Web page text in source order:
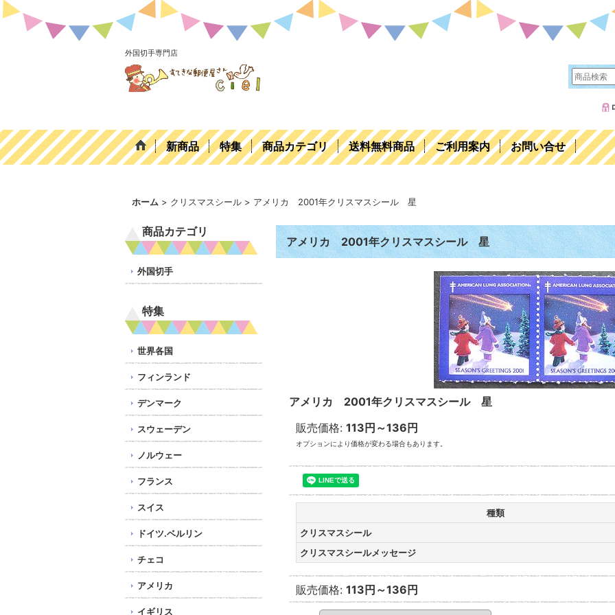
外国切手専門店
新商品 特集 商品カテゴリ 送料無料商品 ご利用案内 お問い合せ
ホーム > クリスマスシール > アメリカ 2001年クリスマスシール 星
商品カテゴリ
外国切手
特集
世界各国
フィンランド
デンマーク
スウェーデン
ノルウェー
フランス
スイス
ドイツ.ベルリン
チェコ
アメリカ
イギリス
アメリカ 2001年クリスマスシール 星
アメリカ 2001年クリスマスシール 星
販売価格: 113円～136円
オプションにより価格が変わる場合もあります。
種類
クリスマスシール
クリスマスシールメッセージ
販売価格: 113円～136円